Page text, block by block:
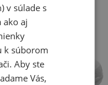
v súlade s
ako aj
k súborom
Aby ste
Vás,